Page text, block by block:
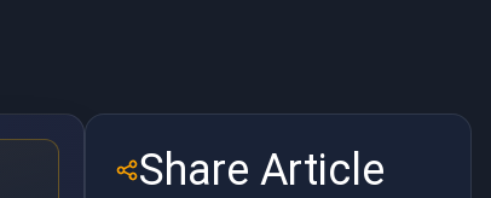
Share Article